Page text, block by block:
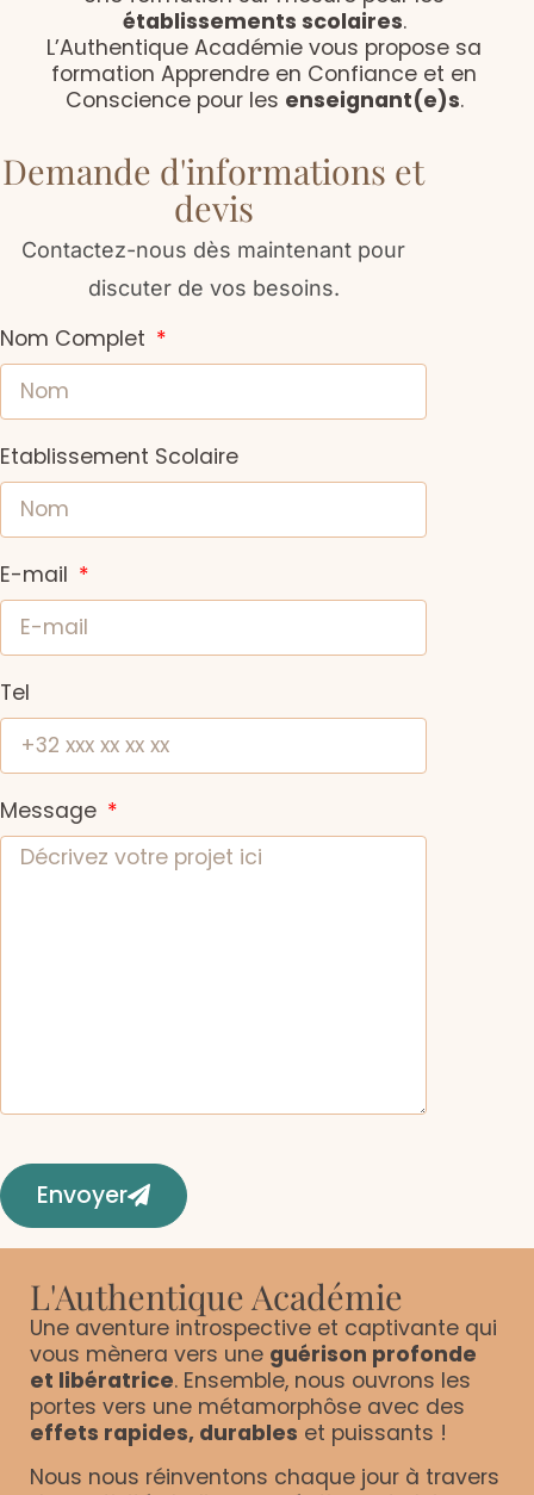
établissements scolaires.
L’Authentique Académie vous propose sa
formation Apprendre en Confiance et en
Conscience pour les enseignant(e)s.
Demande d'informations et
devis
Contactez-nous dès maintenant pour
discuter de vos besoins.
Nom Complet
Etablissement Scolaire
E-mail
Tel
Message
Envoyer
L'Authentique Académie​​​
Une aventure introspective et captivante qui
vous mènera vers une guérison profonde
et libératrice. Ensemble, nous ouvrons les
portes vers une métamorphôse avec des
effets rapides, durables et puissants !
Nous nous réinventons chaque jour à travers